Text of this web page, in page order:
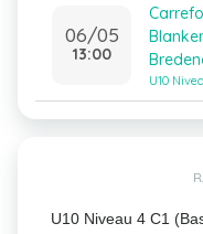
06/05
13:00
U10
U10 Niveau 4 C1